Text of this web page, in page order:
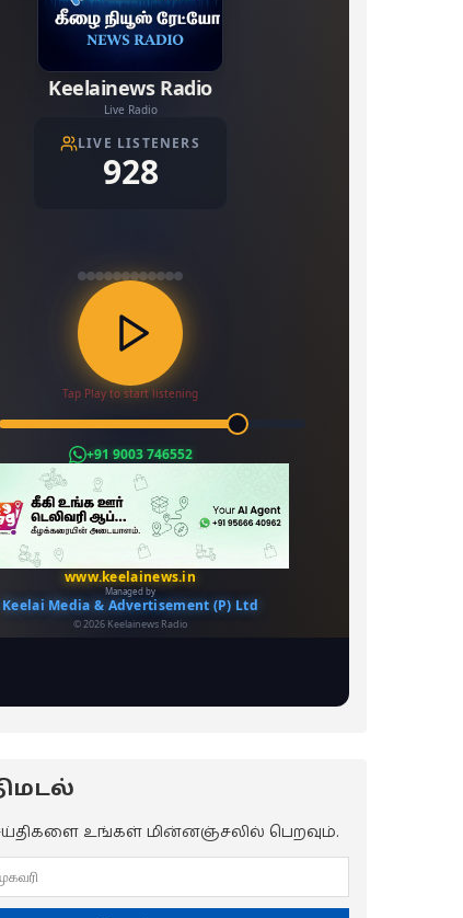
உங்கள் மின்னஞ்சலில் பெறவும்.